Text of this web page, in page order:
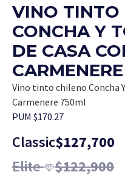
VINO TINTO
CONCHA Y
DE CASA
Vino tinto chileno Concha
Carmenere 750ml
PUM $170.27
Classic$127,700
Elite $122,900